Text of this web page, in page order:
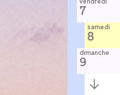
7
samedi
8
dimanche
9
Semaine
suivante